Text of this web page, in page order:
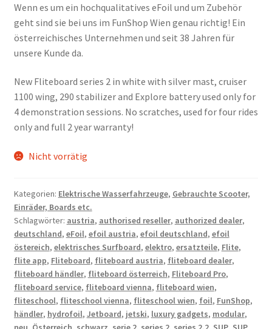
Wenn es um ein hochqualitatives eFoil und um Zubehör
geht sind sie bei uns im FunShop Wien genau richtig! Ein
österreichisches Unternehmen und seit 38 Jahren für
unsere Kunde da.
New Fliteboard series 2 in white with silver mast, cruiser
1100 wing, 290 stabilizer and Explore battery used only for
4 demonstration sessions. No scratches, used for four rides
only and full 2 year warranty!
Nicht vorrätig
Kategorien: Elektrische Wasserfahrzeuge, Gebrauchte Scooter,
Einräder, Boards etc.
Schlagwörter: austria, authorised reseller, authorized dealer,
deutschland, eFoil, efoil austria, efoil deutschland, efoil
östereich, elektrisches Surfboard, elektro, ersatzteile, Flite,
flite app, Fliteboard, fliteboard austria, fliteboard dealer,
fliteboard händler, fliteboard österreich, Fliteboard Pro,
fliteboard service, fliteboard vienna, fliteboard wien,
fliteschool, fliteschool vienna, fliteschool wien, foil, FunShop,
händler, hydrofoil, Jetboard, jetski, luxury gadgets, modular,